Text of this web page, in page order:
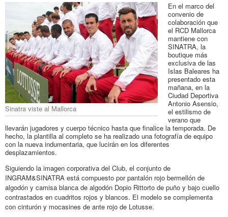
Sinatra viste al Mallorca
En el marco del
convenio de
colaboración que
el RCD Mallorca
mantiene con
SINATRA, la
boutique más
exclusiva de las
Islas Baleares ha
presentado esta
mañana, en la
Ciudad Deportiva
Antonio Asensio,
el estilismo de
verano que
llevarán jugadores y cuerpo técnico hasta que finalice la temporada. De
hecho, la plantilla al completo se ha realizado una fotografía de equipo
con la nueva indumentaria, que lucirán en los diferentes
desplazamientos.
Siguiendo la imagen corporativa del Club, el conjunto de
INGRAM&SINATRA está compuesto por pantalón rojo bermellón de
algodón y camisa blanca de algodón Dopio Rittorto de puño y bajo cuello
contrastados en cuadritos rojos y blancos. El modelo se complementa
con cinturón y mocasines de ante rojo de Lotusse.